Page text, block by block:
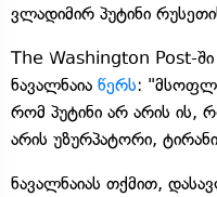
ვლადიმირ პუტინი
The Washington Post-ში
ნავალნაია წერს:
რომ პუტინი არ არის ის,
არის უზურპატორი,
ნავალნაიას თქმით,